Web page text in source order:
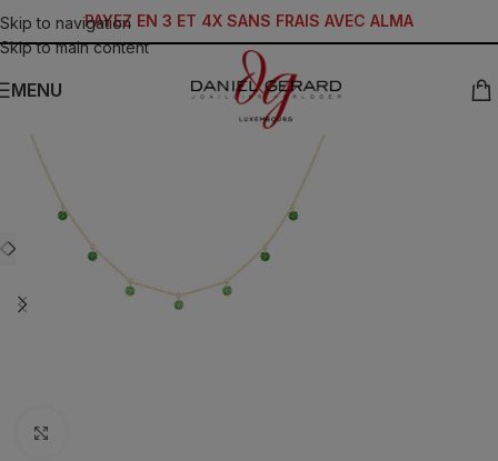
Skip to navigation
Skip to main content
PAYEZ EN 3 ET 4X SANS FRAIS AVEC ALMA
MENU